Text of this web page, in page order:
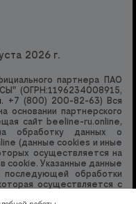
2026 г.
партнера ПАО
(ОГРН:1196234008915,
+7 (800) 200-82-63) Вся
основании партнерского
сайт beeline-ru.online,
обработку данных о
(данные cookies и иные
осуществляется на
cookie. Указанные данные
обработки
осуществляется с